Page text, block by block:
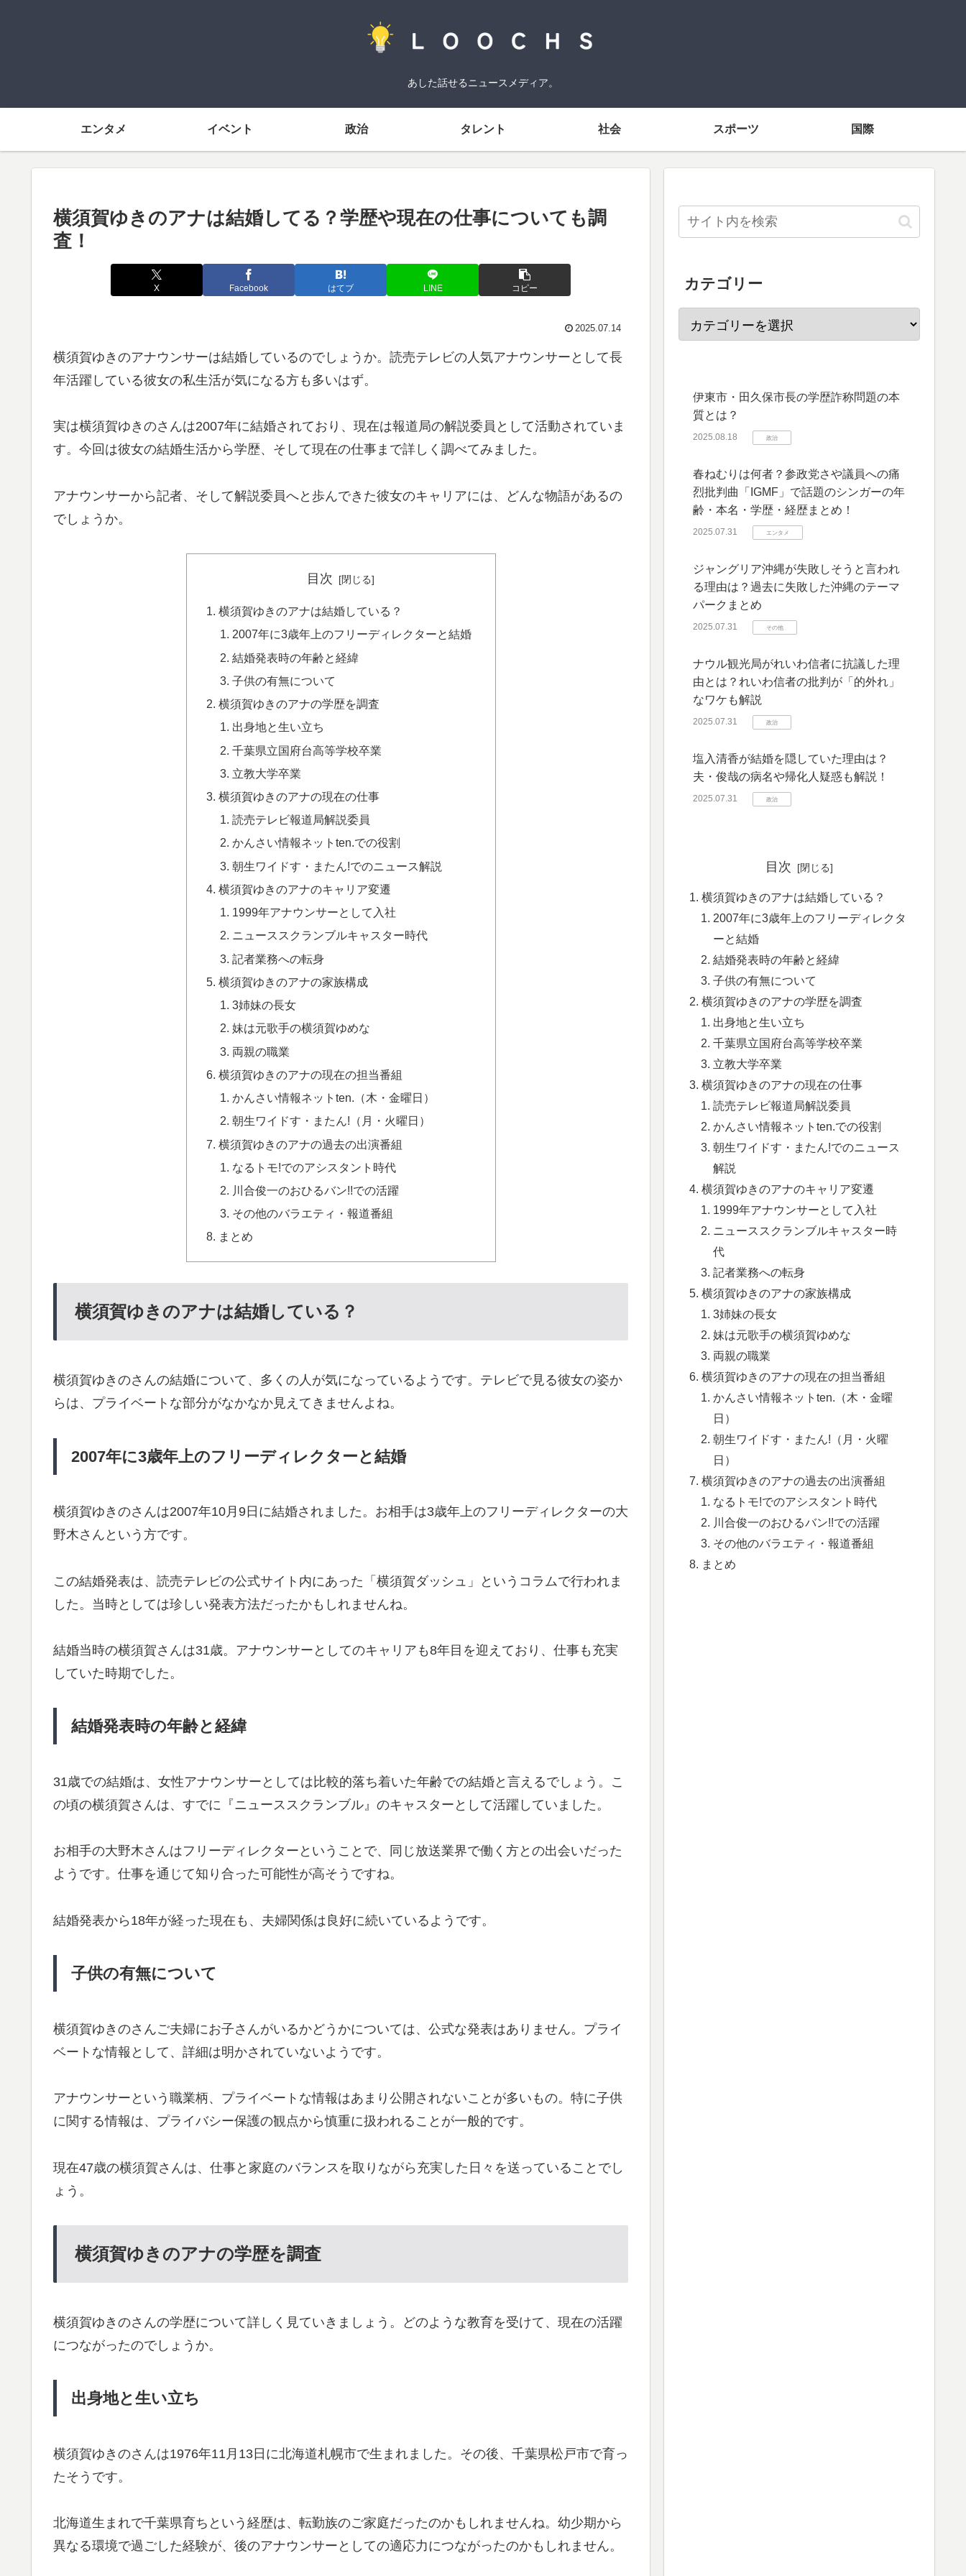
あした話せるニュースメディア。
エンタメ イベント 政治 タレント 社会 スポーツ 国際
横須賀ゆきのアナは結婚してる？学歴や現在の仕事についても調
査！
X Facebook はてブ LINE コピー
2025.07.14
横須賀ゆきのアナウンサーは結婚しているのでしょうか。読売テレビの人気アナウンサーとして長
年活躍している彼女の私生活が気になる方も多いはず。
実は横須賀ゆきのさんは2007年に結婚されており、現在は報道局の解説委員として活動されていま
す。今回は彼女の結婚生活から学歴、そして現在の仕事まで詳しく調べてみました。
アナウンサーから記者、そして解説委員へと歩んできた彼女のキャリアには、どんな物語があるの
でしょうか。
目次
横須賀ゆきのアナは結婚している？
2007年に3歳年上のフリーディレクターと結婚
結婚発表時の年齢と経緯
子供の有無について
横須賀ゆきのアナの学歴を調査
出身地と生い立ち
千葉県立国府台高等学校卒業
立教大学卒業
横須賀ゆきのアナの現在の仕事
読売テレビ報道局解説委員
かんさい情報ネットten.での役割
朝生ワイドす・またん!でのニュース解説
横須賀ゆきのアナのキャリア変遷
1999年アナウンサーとして入社
ニューススクランブルキャスター時代
記者業務への転身
横須賀ゆきのアナの家族構成
3姉妹の長女
妹は元歌手の横須賀ゆめな
両親の職業
横須賀ゆきのアナの現在の担当番組
かんさい情報ネットten.（木・金曜日）
朝生ワイドす・またん!（月・火曜日）
横須賀ゆきのアナの過去の出演番組
なるトモ!でのアシスタント時代
川合俊一のおひるバン!!での活躍
その他のバラエティ・報道番組
まとめ
横須賀ゆきのアナは結婚している？
横須賀ゆきのさんの結婚について、多くの人が気になっているようです。テレビで見る彼女の姿か
らは、プライベートな部分がなかなか見えてきませんよね。
2007年に3歳年上のフリーディレクターと結婚
横須賀ゆきのさんは2007年10月9日に結婚されました。お相手は3歳年上のフリーディレクターの大
野木さんという方です。
この結婚発表は、読売テレビの公式サイト内にあった「横須賀ダッシュ」というコラムで行われま
した。当時としては珍しい発表方法だったかもしれませんね。
結婚当時の横須賀さんは31歳。アナウンサーとしてのキャリアも8年目を迎えており、仕事も充実
していた時期でした。
結婚発表時の年齢と経緯
31歳での結婚は、女性アナウンサーとしては比較的落ち着いた年齢での結婚と言えるでしょう。こ
の頃の横須賀さんは、すでに『ニューススクランブル』のキャスターとして活躍していました。
お相手の大野木さんはフリーディレクターということで、同じ放送業界で働く方との出会いだった
ようです。仕事を通じて知り合った可能性が高そうですね。
結婚発表から18年が経った現在も、夫婦関係は良好に続いているようです。
子供の有無について
横須賀ゆきのさんご夫婦にお子さんがいるかどうかについては、公式な発表はありません。プライ
ベートな情報として、詳細は明かされていないようです。
アナウンサーという職業柄、プライベートな情報はあまり公開されないことが多いもの。特に子供
に関する情報は、プライバシー保護の観点から慎重に扱われることが一般的です。
現在47歳の横須賀さんは、仕事と家庭のバランスを取りながら充実した日々を送っていることでし
ょう。
横須賀ゆきのアナの学歴を調査
横須賀ゆきのさんの学歴について詳しく見ていきましょう。どのような教育を受けて、現在の活躍
につながったのでしょうか。
出身地と生い立ち
横須賀ゆきのさんは1976年11月13日に北海道札幌市で生まれました。その後、千葉県松戸市で育っ
たそうです。
北海道生まれで千葉県育ちという経歴は、転勤族のご家庭だったのかもしれませんね。幼少期から
異なる環境で過ごした経験が、後のアナウンサーとしての適応力につながったのかもしれません。
カテゴリー
伊東市・田久保市長の学歴詐称問題の本
質とは？
2025.08.18 政治
春ねむりは何者？参政党さや議員への痛
烈批判曲「IGMF」で話題のシンガーの年
齢・本名・学歴・経歴まとめ！
2025.07.31 エンタメ
ジャングリア沖縄が失敗しそうと言われ
る理由は？過去に失敗した沖縄のテーマ
パークまとめ
2025.07.31 その他
ナウル観光局がれいわ信者に抗議した理
由とは？れいわ信者の批判が「的外れ」
なワケも解説
2025.07.31 政治
塩入清香が結婚を隠していた理由は？
夫・俊哉の病名や帰化人疑惑も解説！
2025.07.31 政治
目次
横須賀ゆきのアナは結婚している？
2007年に3歳年上のフリーディレクタ
ーと結婚
結婚発表時の年齢と経緯
子供の有無について
横須賀ゆきのアナの学歴を調査
出身地と生い立ち
千葉県立国府台高等学校卒業
立教大学卒業
横須賀ゆきのアナの現在の仕事
読売テレビ報道局解説委員
かんさい情報ネットten.での役割
朝生ワイドす・またん!でのニュース
解説
横須賀ゆきのアナのキャリア変遷
1999年アナウンサーとして入社
ニューススクランブルキャスター時
代
記者業務への転身
横須賀ゆきのアナの家族構成
3姉妹の長女
妹は元歌手の横須賀ゆめな
両親の職業
横須賀ゆきのアナの現在の担当番組
かんさい情報ネットten.（木・金曜
日）
朝生ワイドす・またん!（月・火曜
日）
横須賀ゆきのアナの過去の出演番組
なるトモ!でのアシスタント時代
川合俊一のおひるバン!!での活躍
その他のバラエティ・報道番組
まとめ